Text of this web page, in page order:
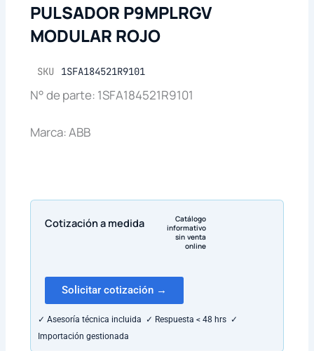
PULSADOR P9MPLRGV
MODULAR ROJO
SKU 1SFA184521R9101
N° de parte: 1SFA184521R9101
Marca: ABB
Cotización a medida
Catálogo
informativo
sin venta
online
Solicitar cotización →
✓ Asesoría técnica incluida ✓ Respuesta < 48 hrs ✓
Importación gestionada